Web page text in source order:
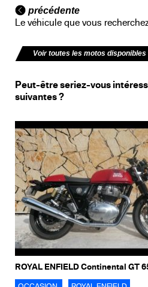
précédente
Le véhicule que vous
Voir toutes les motos disponibles
Peut-être seriez-vous
suivantes ?
ROYAL ENFIELD Continental GT